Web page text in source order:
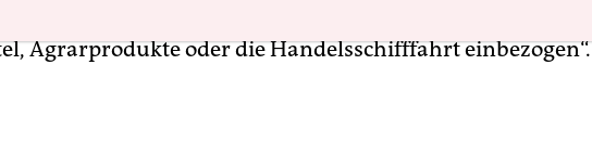
Agrarprodukte oder die Handelsschifffahrt einbezogen“.